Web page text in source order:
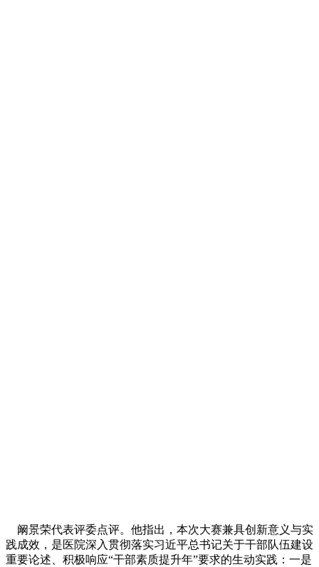
阚景荣代表评委点评。他指出，本次大赛兼具创新意义与实
践成效，是医院深入贯彻落实习近平总书记关于干部队伍建设
重要论述、积极响应“干部素质提升年”要求的生动实践：一是